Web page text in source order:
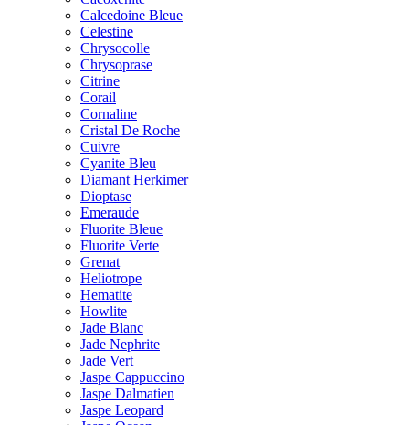
Calcedoine Bleue
Celestine
Chrysocolle
Chrysoprase
Citrine
Corail
Cornaline
Cristal De Roche
Cuivre
Cyanite Bleu
Diamant Herkimer
Dioptase
Emeraude
Fluorite Bleue
Fluorite Verte
Grenat
Heliotrope
Hematite
Howlite
Jade Blanc
Jade Nephrite
Jade Vert
Jaspe Cappuccino
Jaspe Dalmatien
Jaspe Leopard